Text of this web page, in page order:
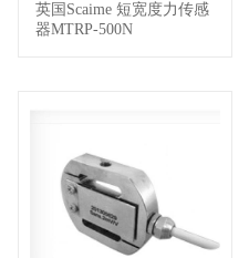
查看详情
英国Scaime 短宽度力传感
器MTRP-500N